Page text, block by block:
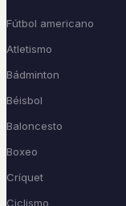
Fútbol americano
Atletismo
Bádminton
Béisbol
Baloncesto
Boxeo
Críquet
Ciclismo